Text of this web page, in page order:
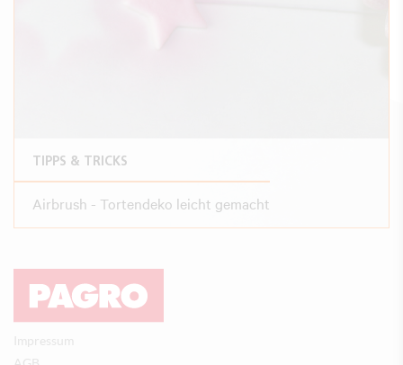
TIPPS & TRICKS
Airbrush - Tortendeko leicht gemacht
Impressum